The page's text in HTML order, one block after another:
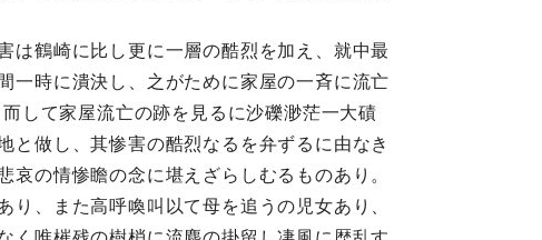
鶴崎に比し更に一層の酷烈を加え、就中最
一時に潰決し、之がために家屋の一斉に流亡
して家屋流亡の跡を見るに沙礫渺茫一大磧
と做し、其惨害の酷烈なるを弁ずるに由なき
の情惨瞻の念に堪えざらしむるものあり。
、また高呼喚叫以て母を追うの児女あり、